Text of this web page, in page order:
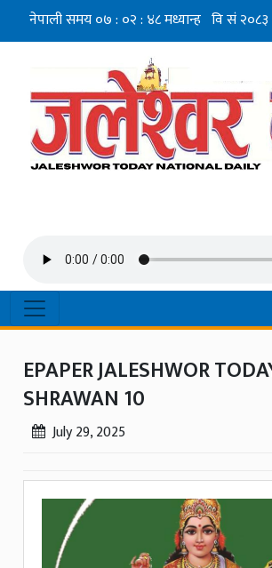
EPAPER JALESHWOR
SHRAWAN 10
July 29, 2025